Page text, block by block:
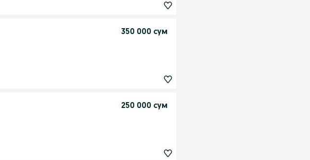
350 000 сум
250 000 сум